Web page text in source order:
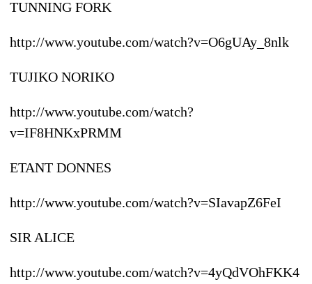
TUNNING FORK
http://www.youtube.com/watch?v=O6gUAy_8nlk
TUJIKO NORIKO
http://www.youtube.com/watch?
v=IF8HNKxPRMM
ETANT DONNES
http://www.youtube.com/watch?v=SIavapZ6FeI
SIR ALICE
http://www.youtube.com/watch?v=4yQdVOhFKK4